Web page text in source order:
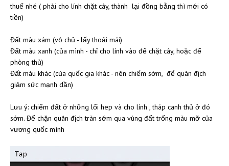
thuế nhé ( phải cho lính chặt cây, thành lại đồng bằng thì mới có
tiền)
Đất màu xám (vô chủ - lấy thoải mái)
Đất màu xanh (của mình - chỉ cho lính vào để chặt cây, hoặc để
phòng thủ)
Đất màu khác (của quốc gia khác - nên chiếm sớm, để quân địch
giảm sức mạnh dần)
Lưu ý: chiếm đất ở những lối hep và cho lính , tháp canh thủ ở đó
sớm. Để chặn quân địch tràn sớm qua vùng đất trống màu mỡ của
vương quốc mình